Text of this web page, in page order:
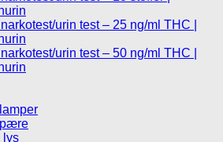
urin test – 25 ng/ml THC |
urin test – 50 ng/ml THC |
lys